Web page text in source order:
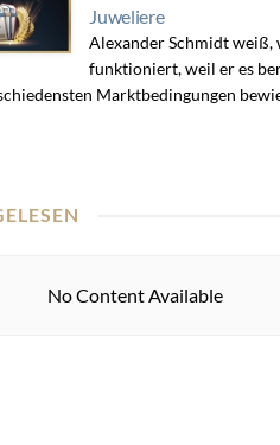
Juweliere
Alexander Schmidt weiß,
funktioniert, weil er es
Marktbedingungen
No Content Available